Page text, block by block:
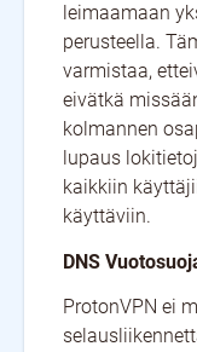
leimaamaan
perusteella.
varmistaa,
eivätkä
kolmannen
lupaus
kaikkiin
käyttäviin.
DNS
ProtonVPN ei